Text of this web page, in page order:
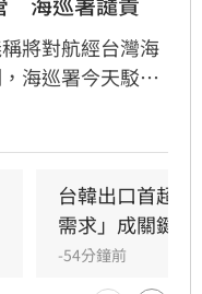
將對航經台灣海
海巡署今天駁斥
制，並嚴厲譴
台韓出口首超
需求」成關鍵
-54分鐘前